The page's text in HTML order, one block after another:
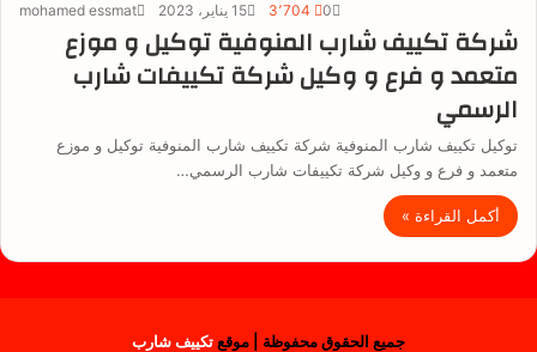
mohamed essmat 15 يناير، 2023 0
شركة تكييف شارب المنوفية توكيل و موزع
متعمد و فرع و وكيل شركة تكييفات شارب
الرسمي
توكيل تكييف شارب المنوفية شركة تكييف شارب المنوفية توكيل و موزع
متعمد و فرع و وكيل شركة تكييفات شارب الرسمي…
أكمل القراءة »
جميع الحقوق محفوظة | موقع تكييف شارب